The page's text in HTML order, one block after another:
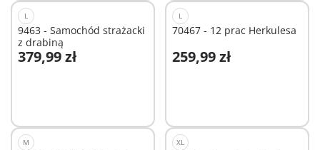
L
9463 - Samochód strażacki
z drabiną
379,99 zł
Dodaj do koszyka
L
70467 - 12 prac Herkulesa
259,99 zł
Dodaj do koszyka
M XL